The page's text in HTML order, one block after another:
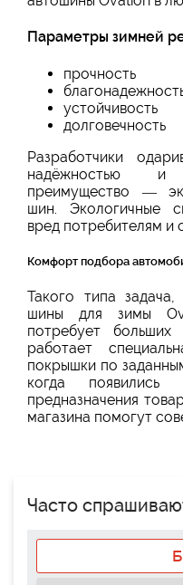
Параметры зимней
прочность
устойчивость
долговечность
Разработчики
надёжностью и
преимущество —
шин. Экологичные
вред потребителям и
Комфорт подбора
Такого типа
шины для зимы
потребует
работает
покрышки по
когда
предназначения
магазина помогут
Часто